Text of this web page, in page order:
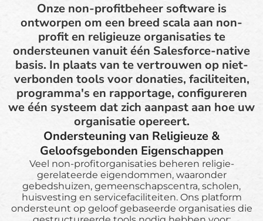
Onze non-profitbeheer software is
ontworpen om een breed scala aan non-
profit en religieuze organisaties te
ondersteunen vanuit één Salesforce-native
basis. In plaats van te vertrouwen op niet-
verbonden tools voor donaties, faciliteiten,
programma's en rapportage, configureren
we één systeem dat zich aanpast aan hoe uw
organisatie opereert.
Ondersteuning van Religieuze &
Geloofsgebonden Eigenschappen
Veel non-profitorganisaties beheren religie-
gerelateerde eigendommen, waaronder
gebedshuizen, gemeenschapscentra, scholen,
huisvesting en servicefaciliteiten. Ons platform
ondersteunt op geloof gebaseerde organisaties die